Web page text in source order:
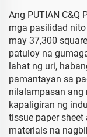
Ang PUTIAN C&Q
mga pasilidad
may 37,300
patuloy na
lahat ng uri,
pamantayan sa
nilalampasan ang
kapaligiran ng
tissue paper
materials na